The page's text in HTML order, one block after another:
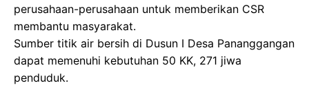
perusahaan-perusahaan untuk memberikan CSR
membantu masyarakat.
Sumber titik air bersih di Dusun I Desa Pananggangan
dapat memenuhi kebutuhan 50 KK, 271 jiwa
penduduk.